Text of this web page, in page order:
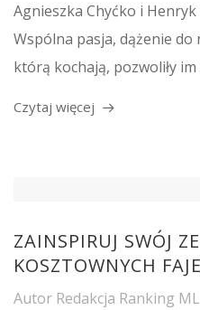
Agnieszka Chyćko i
Wspólna pasja, dążenie do
którą kochają, pozwoliły im
Czytaj więcej
ZAINSPIRUJ SWÓJ
KOSZTOWNYCH
Autor Redakcja Ranking